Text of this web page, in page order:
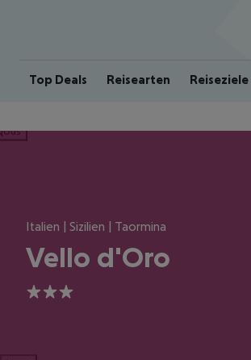
Top Deals Reisearten Reiseziele
Italien | Sizilien | Taormina
Vello d'Oro
3